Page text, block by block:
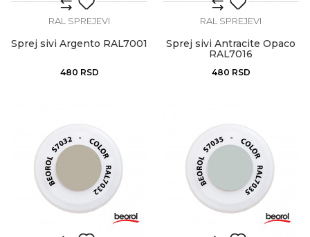
RAL SPREJEVI
Sprej sivi Argento RAL7001
480 RSD
RAL SPREJEVI
Sprej sivi Antracite Opaco
RAL7016
480 RSD